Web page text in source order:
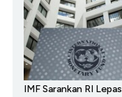
IMF Sarankan RI Lepas